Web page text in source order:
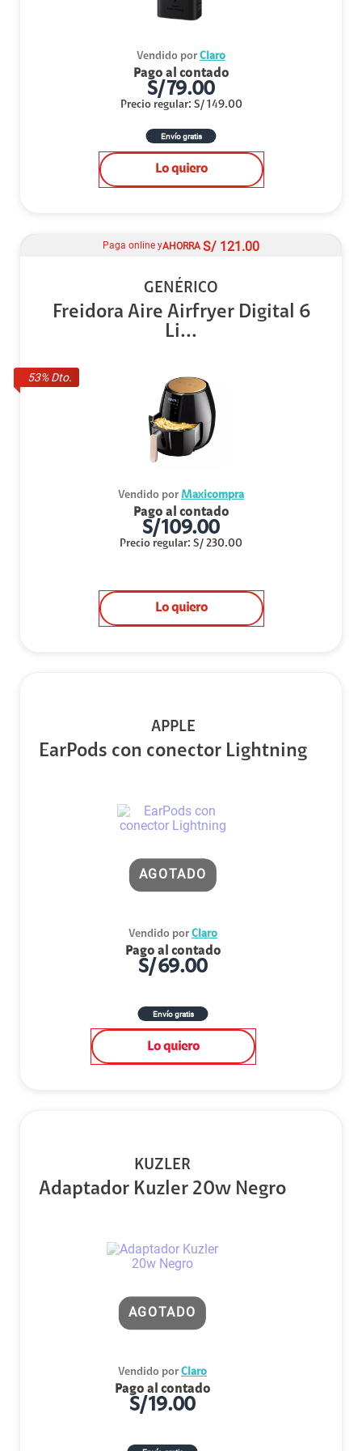
Vendido por Claro
Pago al contado
S/79.00
Precio regular: S/ 149.00
Envío gratis
Lo quiero
53% Dto.
Paga online yAHORRA S/ 121.00
GENÉRICO
Freidora Aire Airfryer Digital 6
Li...
Vendido por Maxicompra
Pago al contado
S/109.00
Precio regular: S/ 230.00
Lo quiero
APPLE
EarPods con conector Lightning
AGOTADO
Vendido por Claro
Pago al contado
S/69.00
Envío gratis
Lo quiero
KUZLER
Adaptador Kuzler 20w Negro
AGOTADO
Vendido por Claro
Pago al contado
S/19.00